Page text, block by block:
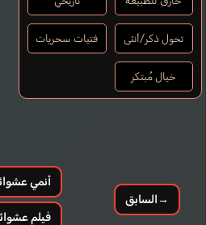
تحول ذكر/أنثى فتيات سحريات
خيال مُبتكر
→السابق
أنمي
فيلم